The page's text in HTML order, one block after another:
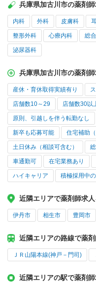
兵庫県加古川市の薬剤
内科 外科 皮膚科
整形外科 心療内科 総
泌尿器科
兵庫県加古川市の薬剤
産休・育休取得実績有り
店舗数10～29 店舗数30以
原則、引越しを伴う転勤なし
新卒も応募可能 住宅補助
土日休み（相談可含む）
車通勤可 在宅業務あり
ハイキャリア 積極採用中
近隣エリアで薬剤師求
伊丹市 相生市 豊岡市
近隣エリアの路線で薬
ＪＲ山陽本線(神戸－門司)
近隣エリアの駅で薬剤